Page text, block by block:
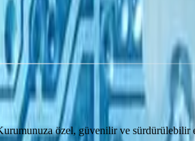
özel, güvenilir ve sürdürülebilir